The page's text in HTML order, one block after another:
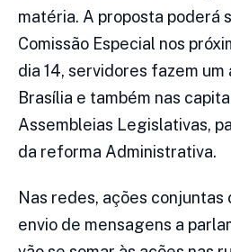
matéria. A proposta poderá
Comissão Especial nos
dia 14, servidores fazem um
Brasília e também nas
Assembleias Legislativas,
da reforma Administrativa.
Nas redes, ações conjuntas
envio de mensagens a